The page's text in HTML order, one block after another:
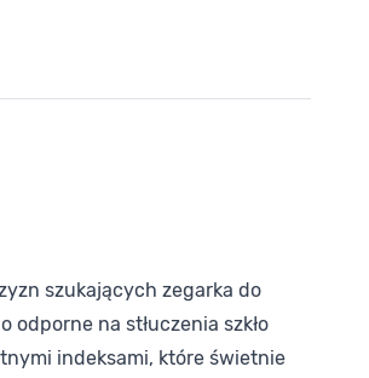
szukających zegarka do
na stłuczenia szkło
indeksami, które świetnie